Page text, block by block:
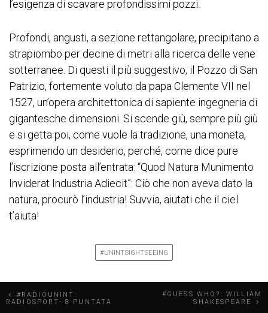
l’esigenza di scavare profondissimi pozzi.
Profondi, angusti, a sezione rettangolare, precipitano a
strapiombo per decine di metri alla ricerca delle vene
sotterranee. Di questi il più suggestivo, il Pozzo di San
Patrizio, fortemente voluto da papa Clemente VII nel
1527, un’opera architettonica di sapiente ingegneria di
gigantesche dimensioni. Si scende giù, sempre più giù
e si getta poi, come vuole la tradizione, una moneta,
esprimendo un desiderio, perché, come dice pure
l’iscrizione posta all’entrata: “Quod Natura Munimento
Inviderat Industria Adiecit”: Ciò che non aveva dato la
natura, procurò l’industria! Suvvia, aiutati che il ciel
t’aiuta!
#UNINTSIGHTSEEING
N #RADIOUNINT:
RADIOSPORT- 8 PUNTATA
#GUESS WHO?: WILLIAM
SHAKESPEARE